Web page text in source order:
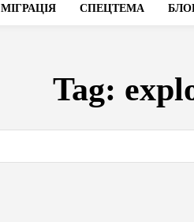
МІГРАЦІЯ СПЕЦТЕМА
Tag: